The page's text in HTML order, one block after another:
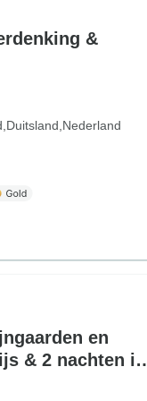
&
Duitsland Nederland
en
& 2 nachten in